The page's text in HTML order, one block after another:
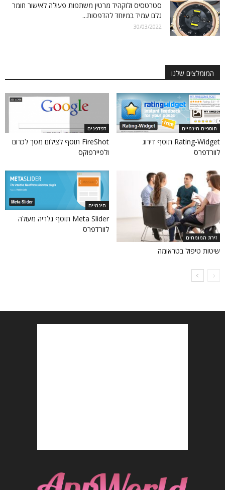
סטרטסיס ולוקהיד מרטין משתפות פעולה לאישור חומר
גלם עמיד במיוחד להדפסות...
30/03/2022
המומלצים שלנו
תוספים חינמיים
Rating-Widget תוסף דירוג
לוורדפרס
דפדפנים
FireShot תוסף לצילום מסך לכרום
ולפיירפוקס
זירת המומחים
שיטות טיפול בטראומה
חינמיים
Meta Slider תוסף גלריה מעולה
לוורדפרס